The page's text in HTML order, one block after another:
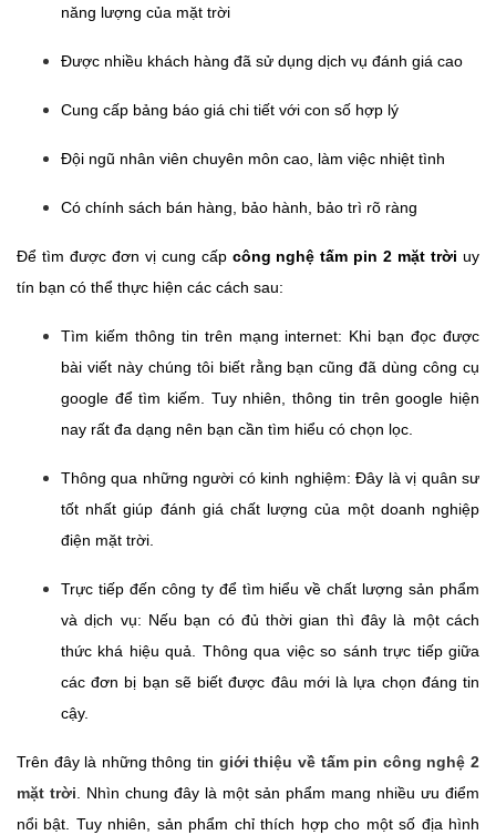
năng lượng của mặt trời
Được nhiều khách hàng đã sử dụng dịch vụ đánh giá cao
Cung cấp bảng báo giá chi tiết với con số hợp lý
Đội ngũ nhân viên chuyên môn cao, làm việc nhiệt tình
Có chính sách bán hàng, bảo hành, bảo trì rõ ràng
Để tìm được đơn vị cung cấp công nghệ tấm pin 2 mặt trời uy
tín bạn có thể thực hiện các cách sau:
Tìm kiếm thông tin trên mạng internet: Khi bạn đọc được
bài viết này chúng tôi biết rằng bạn cũng đã dùng công cụ
google để tìm kiếm. Tuy nhiên, thông tin trên google hiện
nay rất đa dạng nên bạn cần tìm hiểu có chọn lọc.
Thông qua những người có kinh nghiệm: Đây là vị quân sư
tốt nhất giúp đánh giá chất lượng của một doanh nghiệp
điện mặt trời.
Trực tiếp đến công ty để tìm hiểu về chất lượng sản phẩm
và dịch vụ: Nếu bạn có đủ thời gian thì đây là một cách
thức khá hiệu quả. Thông qua việc so sánh trực tiếp giữa
các đơn bị bạn sẽ biết được đâu mới là lựa chọn đáng tin
cậy.
Trên đây là những thông tin giới thiệu về tấm pin công nghệ 2
mặt trời . Nhìn chung đây là một sản phẩm mang nhiều ưu điểm
nổi bật. Tuy nhiên, sản phẩm chỉ thích hợp cho một số địa hình